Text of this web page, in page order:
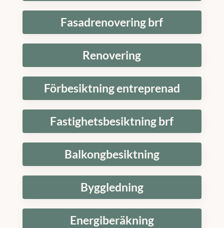
Fasadrenovering brf
Renovering
Förbesiktning entreprenad
Fastighetsbesiktning brf
Balkongbesiktning
Byggledning
Energiberäkning